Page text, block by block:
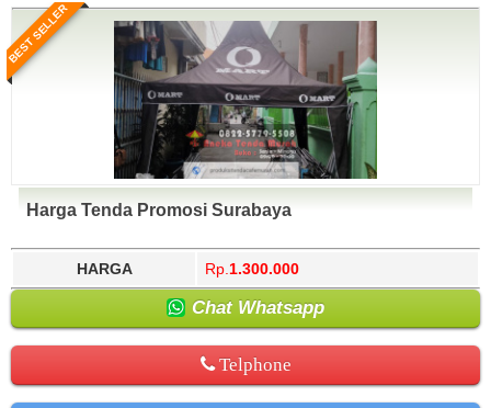
BEST SELLER
Harga Tenda Promosi Surabaya
HARGA Rp. 1.300.000
Chat Whatsapp
Telphone